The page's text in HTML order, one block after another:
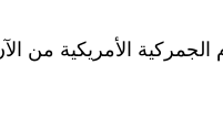
الأمريكية من